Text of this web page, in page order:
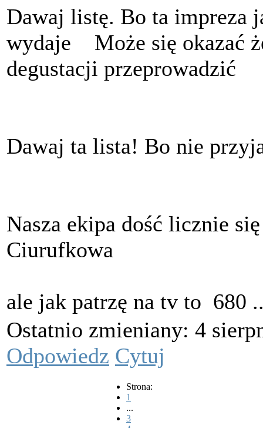
Dawaj listę. Bo ta impreza
wydaje
Może się okazać
degustacji przeprowadzić
Dawaj ta lista! Bo nie
Nasza ekipa dość licznie
Ciurufkowa
ale jak patrzę na tv to 680
Ostatnio zmieniany: 4
Odpowiedz Cytuj
Strona:
1
...
3